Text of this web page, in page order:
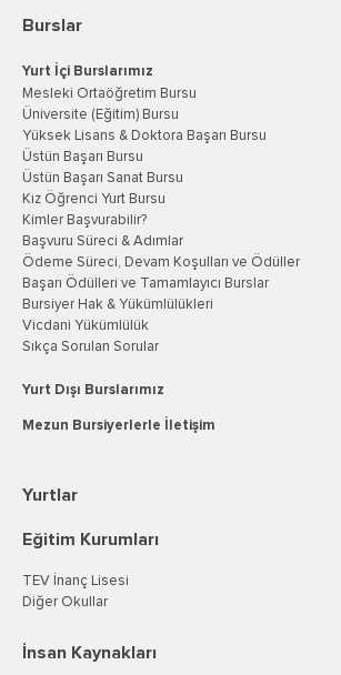
Burslar
Yurt İçi Burslarımız
Mesleki Ortaöğretim Bursu
Üniversite (Eğitim) Bursu
Yüksek Lisans & Doktora Başarı Bursu
Üstün Başarı Bursu
Üstün Başarı Sanat Bursu
Kız Öğrenci Yurt Bursu
Kimler Başvurabilir?
Başvuru Süreci & Adımlar
Ödeme Süreci, Devam Koşulları ve Ödüller
Başarı Ödülleri ve Tamamlayıcı Burslar
Bursiyer Hak & Yükümlülükleri
Vicdani Yükümlülük
Sıkça Sorulan Sorular
Yurt Dışı Burslarımız
Mezun Bursiyerlerle İletişim
Yurtlar
Eğitim Kurumları
TEV İnanç Lisesi
Diğer Okullar
İnsan Kaynakları